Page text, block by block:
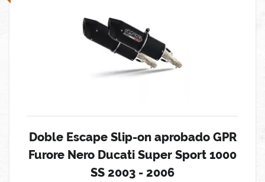
Doble Escape Slip-on aprobado GPR
Furore Nero Ducati Super Sport 1000
SS 2003 - 2006